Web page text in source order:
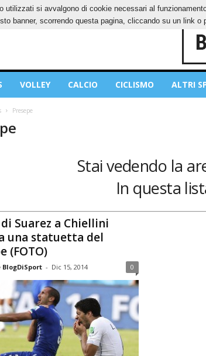
2026 CONTATTI COOKIES PRIVACY POLICY
VOLLEY CALCIO CICLISMO ALTRI
Presepe
Stai vedendo la
In questa
Suarez a Chiellini
una statuetta del
(FOTO)
- Dic 15, 2014 0
utilizzati si avvalgono di cookie necessari al
banner, scorrendo questa pagina, cliccando su un link